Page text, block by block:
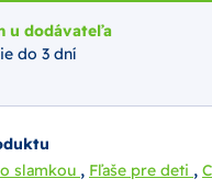
u dodávateľa
do 3 dní
slamkou , Fľaše pre deti ,